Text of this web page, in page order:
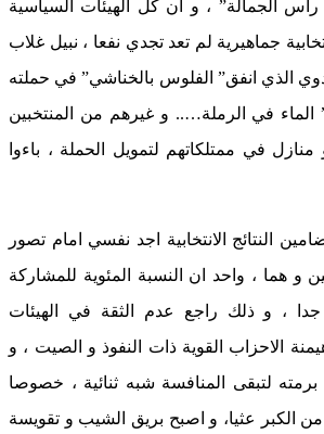
الجمالة” ، و أن كل الهيئات السياسية
جماهيرية لم تعد تجدي نفعا ، نبيل غلاب
الذي انفق” الفلوس بالخناشي” في حملته
الماء في الرملة….. و غيرهم من المنتخبين
في ممتلكاتهم لتمويل الحملة ، باءوا
النتائج الانتخابية اجد نفسي امام تصور
و هما ، واحد ان النسبة المئوية للمشاركة
جدا ، و ذلك راجع عدم الثقة في الهيئات
الاحزاب القوية ذات النفوذ و الصيت ، و
برمته لتبقى المنافسة شبه ثنائية ، خصوصا
الكبر عثيا، و اصبح بريق الشيب و تقويسة